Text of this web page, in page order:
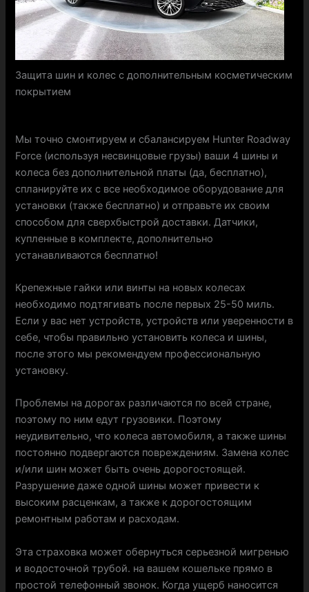
Защита шин и колес с дополнительным косметическим
покрытием
Мы точно смонтируем и сбалансируем Hunter Roadway
Force (используя несвинцовые грузы) ваши 4 шины и
колеса без дополнительной платы (да, бесплатно),
спланируйте их с все необходимое оборудование для
установки (также бесплатно) и отправьте их своим
способом для сверхбыстрой доставки. Датчики,
купленные в комплекте, дополнительно
устанавливаются бесплатно!
Крепежные гайки или винты на новых колесах
необходимо подтягивать после первых 25-50 миль.
Если у вас нет устройств, устройств или уверенности в
себе, чтобы правильно установить колеса и шины,
после этого мы рекомендуем профессиональную
установку.
Проблемы на дорогах различаются по всей стране,
поэтому по ним едут грузовики. Поэтому
неудивительно, что колеса автомобиля, а также шины
постоянно подвергаются повреждениям. Замена колес
и/или шин может быть очень дорогостоящей.
Разрушение даже одной шины может привести к
высоким расценкам, а также к дорогостоящим
ремонтным работам и расходам.
Эта страховка может обернуться серьезной мигренью
и водосточной трубой. на вашем кошельке прямо в
простой телефонный звонок. Когда ущерб наносится